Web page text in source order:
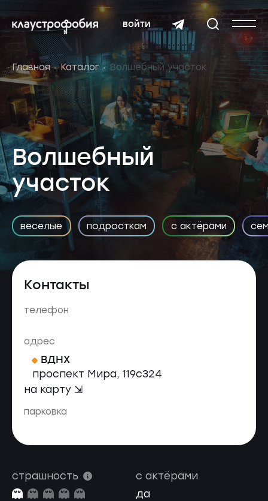
войти
Главная Каталог Волшебный участок
Волшебный
участок
веселые подросткам с актёрами
Контакты
телефон
адрес
ВДНХ
проспект Мира, 119с324
на карту ⇲
парковка
страшность
с актёрами
да